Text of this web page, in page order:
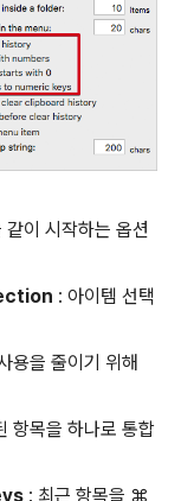
이 시작하는 옵션
: 아이템 선택
용을 줄이기 위해
항목을 하나로 통합
: 최근 항목을 ⌘